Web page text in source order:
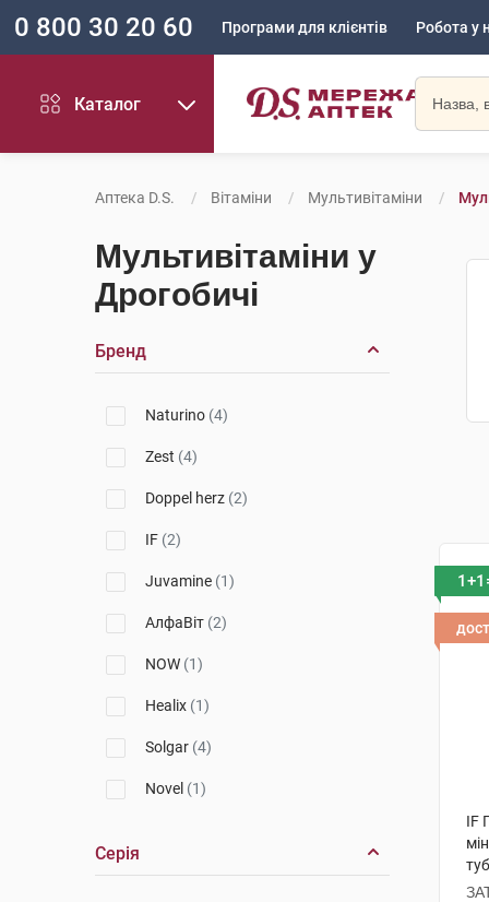
0 800 30 20 60 Програми для клієнтів Робота у
Каталог
Аптека D.S. Вітаміни Мультивітаміни
Мультивітаміни у
Дрогобичі
Бренд
Naturino (4)
Zest (4)
Doppel herz (2)
IF (2)
Juvamine (1)
АлфаВіт (2)
NOW (1)
Healix (1)
Solgar (4)
Novel (1)
Серія
IF